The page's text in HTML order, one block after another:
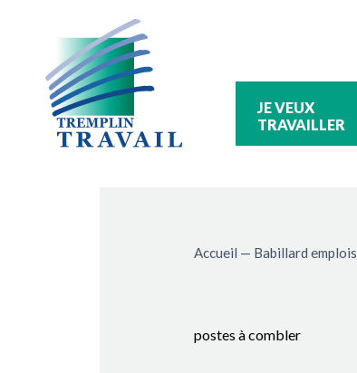
TRAVAILLER
Accueil — Babillard emplois
postes à combler